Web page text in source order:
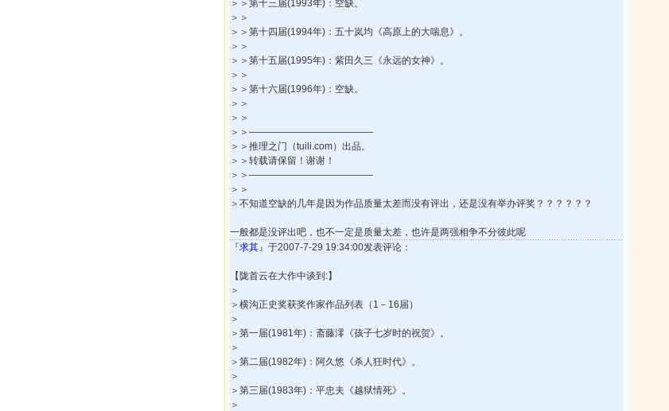
＞＞第十三届(1993年)：空缺。
＞＞
＞＞第十四届(1994年)：五十岚均《高原上的大喘息》。
＞＞
＞＞第十五届(1995年)：紫田久三《永远的女神》。
＞＞
＞＞第十六届(1996年)：空缺。
＞＞
＞＞
＞＞―――――――――――――
＞＞推理之门（tuili.com）出品。
＞＞转载请保留！谢谢！
＞＞―――――――――――――
＞＞
＞不知道空缺的几年是因为作品质量太差而没有评出，还是没有举办评奖？？？？？？
一般都是没评出吧，也不一定是质量太差，也许是两强相争不分彼此呢
『求其』于2007-7-29 19:34:00发表评论：
【陇首云在大作中谈到:】
＞
＞横沟正史奖获奖作家作品列表（1－16届）
＞
＞第一届(1981年)：斋藤澪《孩子七岁时的祝贺》。
＞
＞第二届(1982年)：阿久悠《杀人狂时代》。
＞
＞第三届(1983年)：平忠夫《越狱情死》。
＞